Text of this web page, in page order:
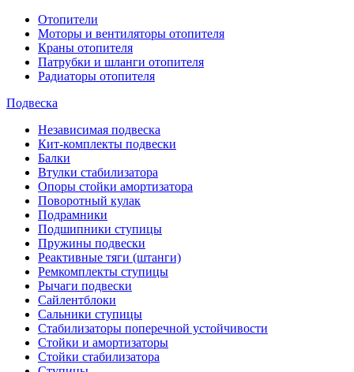
Отопители
Моторы и вентиляторы отопителя
Краны отопителя
Патрубки и шланги отопителя
Радиаторы отопителя
Подвеска
Независимая подвеска
Кит-комплекты подвески
Балки
Втулки стабилизатора
Опоры стойки амортизатора
Поворотный кулак
Подрамники
Подшипники ступицы
Пружины подвески
Реактивные тяги (штанги)
Ремкомплекты ступицы
Рычаги подвески
Сайлентблоки
Сальники ступицы
Стабилизаторы поперечной устойчивости
Стойки и амортизаторы
Стойки стабилизатора